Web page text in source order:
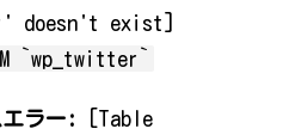
doesn't exist]
`wp_twitter`
ラー:
[Table